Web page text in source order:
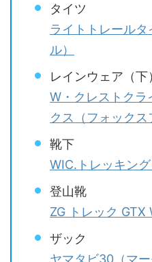
タイツ
ライトトレール
ル）
レインウェア（下
W・クレストクラ
クス（フォックス
靴下
WIC.トレッキン
登山靴
ZG トレック GTX
ザック
ヤマタビ30（マー